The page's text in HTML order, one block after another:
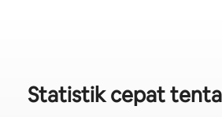
Statistik cepat